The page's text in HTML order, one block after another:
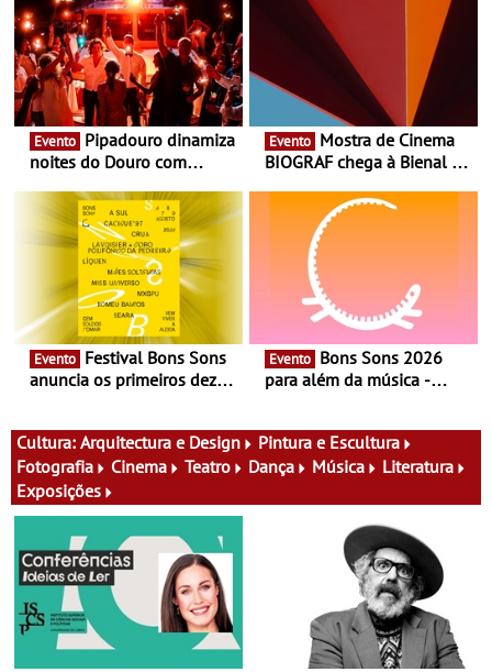
Evento
noites do Douro com
vinho, gastronomia e
música
Evento
BIOGRAF chega à Bienal de
Documentário, ensaio
fílmico e práticas artísticas
Evento
anuncia os primeiros dez
Evento
para além da música -
atividades para toda a
família e muito mais
Cultura: Arquitectura e Design
Pintura e Escultura
Fotografia
Cinema Teatro Dança Música
Literatura
Exposições